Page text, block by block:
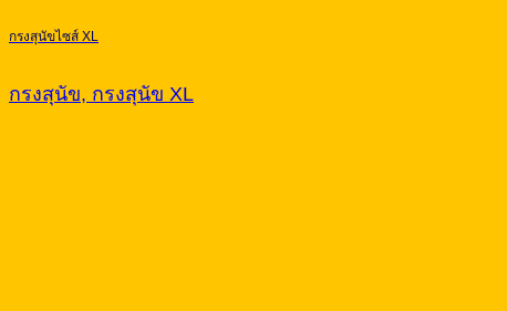
กรงสุนัขไซส์ XL
กรงสุนัข, กรงสุนัข XL